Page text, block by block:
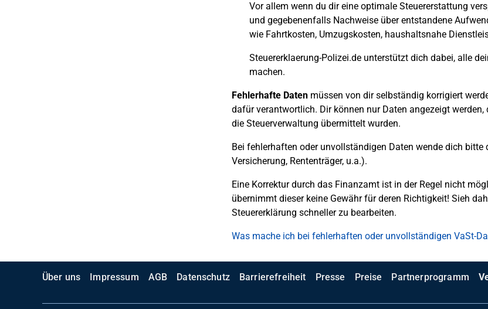
Vor allem wenn du dir eine optimale Steuererstattung
und gegebenenfalls Nachweise über entstandene
wie Fahrtkosten, Umzugskosten, haushaltsnahe
Steuererklaerung-Polizei.de unterstützt dich dabei, alle
machen.
Fehlerhafte Datenmüssen von dir selbständig korrigiert
dafür verantwortlich. Dir können nur Daten angezeigt
die Steuerverwaltung übermittelt wurden.
Bei fehlerhaften oder unvollständigen Daten wende dich
Versicherung, Rententräger, u.a.).
Eine Korrektur durch das Finanzamt ist in der Regel nicht
übernimmt dieser keine Gewähr für deren Richtigkeit! Sieh
Steuererklärung schneller zu bearbeiten.
Was mache ich bei fehlerhaften oder unvollständigen VaSt-
Über uns Impressum AGB Datenschutz Barrierefreiheit Presse Preise Partnerprogramm